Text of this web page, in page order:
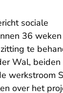
sociale
36
te
Wal, beiden
werkstroom
over het